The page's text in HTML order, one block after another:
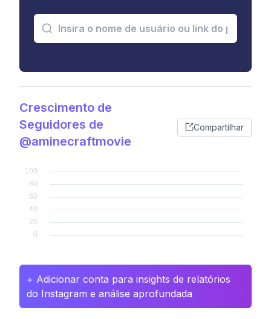
Crescimento de
Seguidores de
@aminecraftmovie
Compartilhar
+ Adicionar conta para insights de relatórios
do Instagram e análise aprofundada